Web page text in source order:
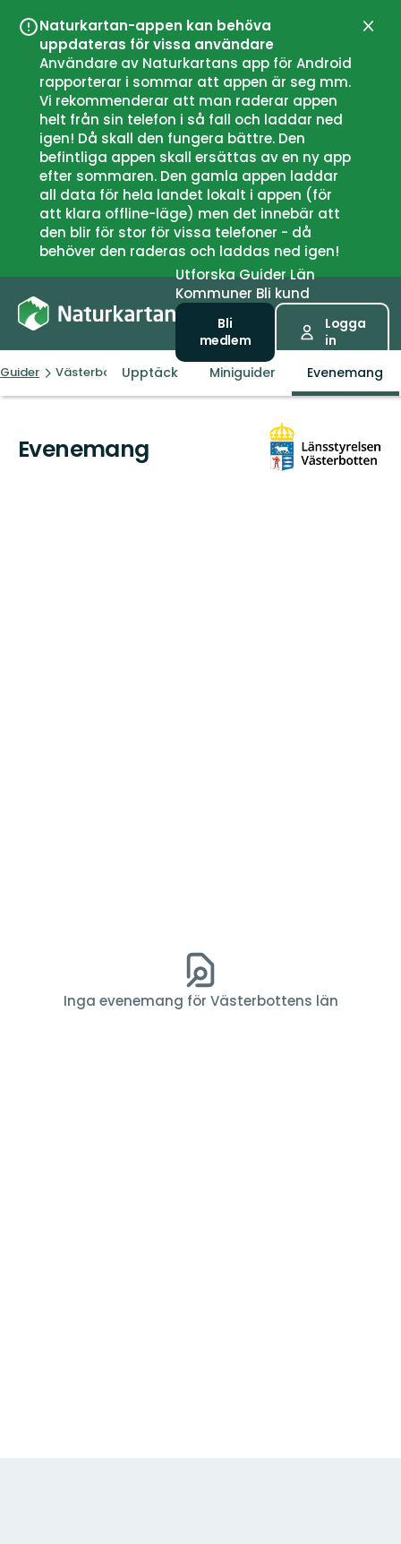
Naturkartan-appen kan behöva
uppdateras för vissa användare
Användare av Naturkartans app för Android
rapporterar i sommar att appen är seg mm.
Vi rekommenderar att man raderar appen
helt från sin telefon i så fall och laddar ned
igen! Då skall den fungera bättre. Den
befintliga appen skall ersättas av en ny app
efter sommaren. Den gamla appen laddar
all data för hela landet lokalt i appen (för
att klara offline-läge) men det innebär att
den blir för stor för vissa telefoner - då
behöver den raderas och laddas ned igen!
UtforskaGuiderLän
Kommuner Bli kund
Bli
medlem
Logga
in
Guider Västerbottens län
Upptäck Miniguider Evenemang
Evenemang
Inga evenemang för Västerbottens län